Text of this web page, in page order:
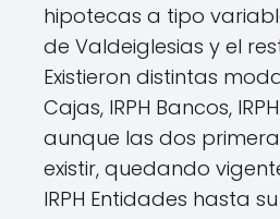
hipotecas a tipo
de Valdeiglesias y el
Existieron distintas
Cajas, IRPH Bancos,
aunque las dos
existir, quedando
IRPH Entidades hasta